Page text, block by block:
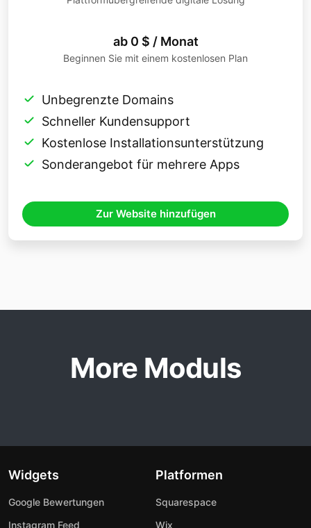
ab 0 $ / Monat
Beginnen Sie mit einem kostenlosen Plan
Unbegrenzte Domains
Schneller Kundensupport
Kostenlose Installationsunterstützung
Sonderangebot für mehrere Apps
Zur Website hinzufügen
More Moduls
Widgets
Google Bewertungen
Instagram Feed
Platformen
Squarespace
Wix